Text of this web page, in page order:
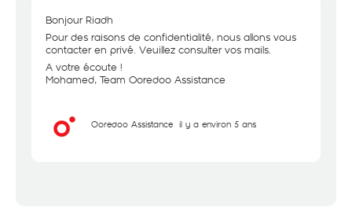
Bonjour Riadh
Pour des raisons de confidentialité, nous allons vous
contacter en privé. Veuillez consulter vos mails.
A votre écoute !
Mohamed, Team Ooredoo Assistance
Ooredoo Assistance il y a environ 5 ans